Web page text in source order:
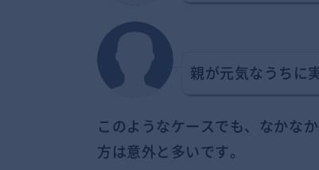
親が元気なうちに
このようなケースでも、なかな
方は意外と多いです。